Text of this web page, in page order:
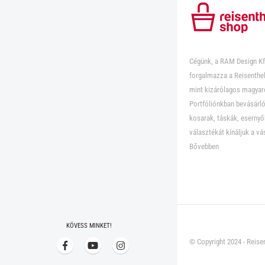
KÖVESS MINKET!
Cégünk, a RAM Design
forgalmazza a
mint kizárólagos
Portfóliónkban
kosarak, táskák,
választékát kínáljuk a
Bővebben
© Copyright 2024 -